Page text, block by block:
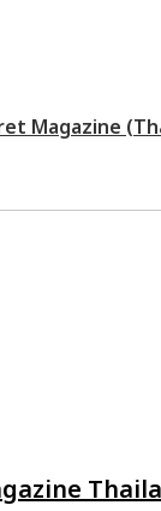
Magazine